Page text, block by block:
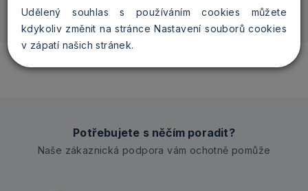
Udělený souhlas s používáním cookies můžete
kdykoliv změnit na stránce Nastavení souborů cookies
v zápatí našich stránek.
Potřebujete s něčím poradit?
Naše zákaznická podpora vám ochotně pomůže